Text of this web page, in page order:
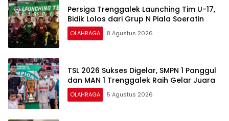
Persiga Trenggalek Launching Tim U-17,
Bidik Lolos dari Grup N Piala Soeratin
OLAHRAGA 8 Agustus 2026
TSL 2026 Sukses Digelar, SMPN 1 Panggul
dan MAN 1 Trenggalek Raih Gelar Juara
OLAHRAGA 5 Agustus 2026